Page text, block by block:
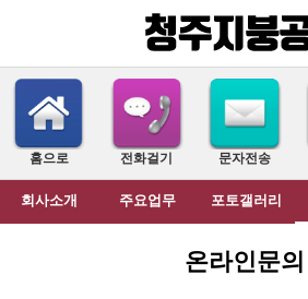
홈으로 전화걸기 문자전송
회사소개 주요업무 포토갤러리
온라인문의